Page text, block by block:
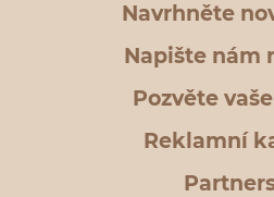
Navrhněte
Napište nám
Pozvěte
Reklamní